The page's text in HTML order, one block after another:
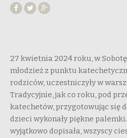
27 kwietnia 2024 roku, w
młodzież z punktu
rodziców, uczestniczyły w
Tradycyjnie, jak co roku, pod
katechetów, przygotowując się
dzieci wykonały piękne
wyjątkowo dopisała, wszyscy